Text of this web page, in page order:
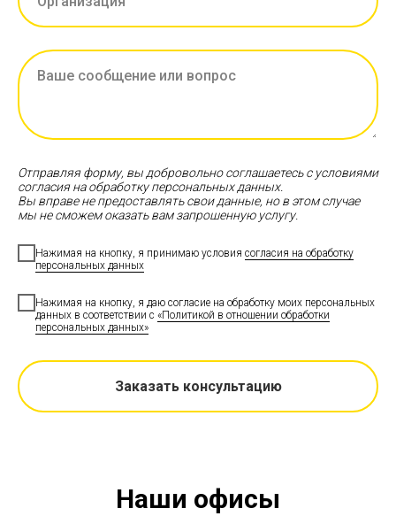
Отправляя форму, вы добровольно соглашаетесь с условиями
согласия на обработку персональных данных.
Вы вправе не предоставлять свои данные, но в этом случае
мы не сможем оказать вам запрошенную услугу.
Нажимая на кнопку, я принимаю условия согласия на обработку
персональных данных
Нажимая на кнопку, я даю согласие на обработку моих персональных
данных в соответствии с «Политикой в отношении обработки
персональных данных»
Заказать консультацию
Наши офисы